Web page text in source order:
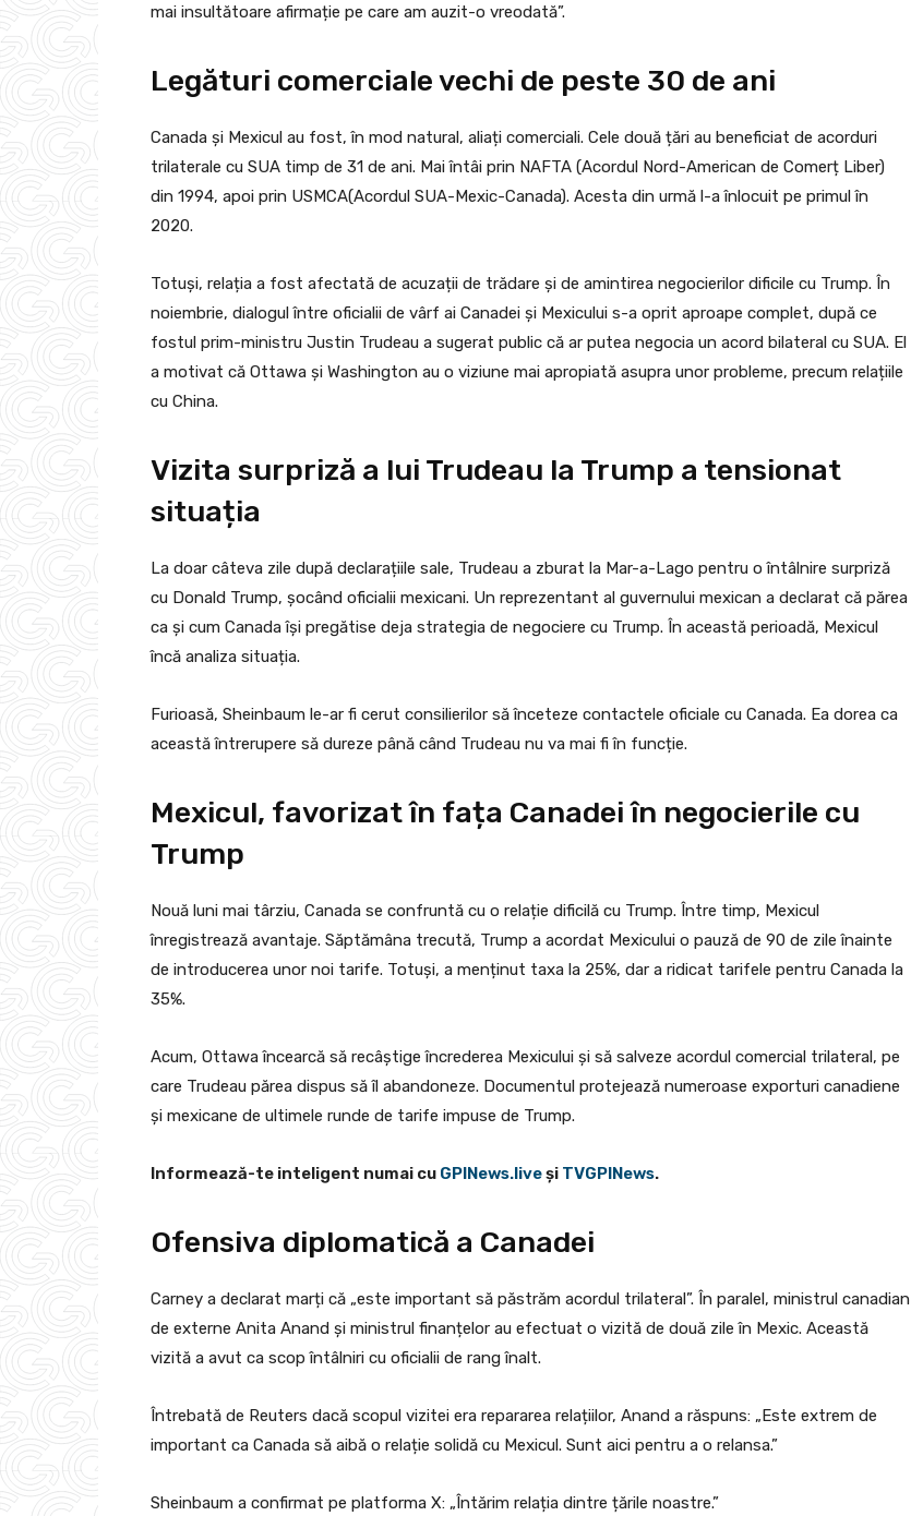
mai insultătoare afirmație pe care am auzit-o vreodată”.
Legături comerciale vechi de peste 30 de ani
Canada și Mexicul au fost, în mod natural, aliați comerciali. Cele două țări au beneficiat de acorduri
trilaterale cu SUA timp de 31 de ani. Mai întâi prin NAFTA (Acordul Nord-American de Comerț Liber)
din 1994, apoi prin USMCA(Acordul SUA-Mexic-Canada). Acesta din urmă l-a înlocuit pe primul în
2020.
Totuși, relația a fost afectată de acuzații de trădare și de amintirea negocierilor dificile cu Trump. În
noiembrie, dialogul între oficialii de vârf ai Canadei și Mexicului s-a oprit aproape complet, după ce
fostul prim-ministru Justin Trudeau a sugerat public că ar putea negocia un acord bilateral cu SUA. El
a motivat că Ottawa și Washington au o viziune mai apropiată asupra unor probleme, precum relațiile
cu China.
Vizita surpriză a lui Trudeau la Trump a tensionat
situația
La doar câteva zile după declarațiile sale, Trudeau a zburat la Mar-a-Lago pentru o întâlnire surpriză
cu Donald Trump, șocând oficialii mexicani. Un reprezentant al guvernului mexican a declarat că părea
ca și cum Canada își pregătise deja strategia de negociere cu Trump. În această perioadă, Mexicul
încă analiza situația.
Furioasă, Sheinbaum le-ar fi cerut consilierilor să înceteze contactele oficiale cu Canada. Ea dorea ca
această întrerupere să dureze până când Trudeau nu va mai fi în funcție.
Mexicul, favorizat în fața Canadei în negocierile cu
Trump
Nouă luni mai târziu, Canada se confruntă cu o relație dificilă cu Trump. Între timp, Mexicul
înregistrează avantaje. Săptămâna trecută, Trump a acordat Mexicului o pauză de 90 de zile înainte
de introducerea unor noi tarife. Totuși, a menținut taxa la 25%, dar a ridicat tarifele pentru Canada la
35%.
Acum, Ottawa încearcă să recâștige încrederea Mexicului și să salveze acordul comercial trilateral, pe
care Trudeau părea dispus să îl abandoneze. Documentul protejează numeroase exporturi canadiene
și mexicane de ultimele runde de tarife impuse de Trump.
Informează-te inteligent numai cu GPINews.liveşi TVGPINews.
Ofensiva diplomatică a Canadei
Carney a declarat marți că „este important să păstrăm acordul trilateral”. În paralel, ministrul canadian
de externe Anita Anand și ministrul finanțelor au efectuat o vizită de două zile în Mexic. Această
vizită a avut ca scop întâlniri cu oficialii de rang înalt.
Întrebată de Reuters dacă scopul vizitei era repararea relațiilor, Anand a răspuns: „Este extrem de
important ca Canada să aibă o relație solidă cu Mexicul. Sunt aici pentru a o relansa.”
Sheinbaum a confirmat pe platforma X: „Întărim relația dintre țările noastre.”